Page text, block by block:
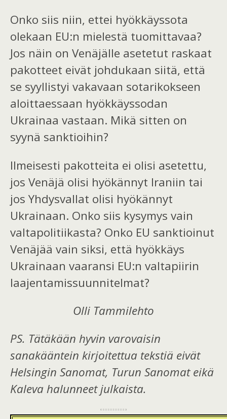
Onko siis niin, ettei hyökkäyssota
olekaan EU:n mielestä tuomittavaa?
Jos näin on Venäjälle asetetut raskaat
pakotteet eivät johdukaan siitä, että
se syyllistyi vakavaan sotarikokseen
aloittaessaan hyökkäyssodan
Ukrainaa vastaan. Mikä sitten on
syynä sanktioihin?
Ilmeisesti pakotteita ei olisi asetettu,
jos Venäjä olisi hyökännyt Iraniin tai
jos Yhdysvallat olisi hyökännyt
Ukrainaan. Onko siis kysymys vain
valtapolitiikasta? Onko EU sanktioinut
Venäjää vain siksi, että hyökkäys
Ukrainaan vaaransi EU:n valtapiirin
laajentamissuunnitelmat?
Olli Tammilehto
PS. Tätäkään hyvin varovaisin
sanakääntein kirjoitettua tekstiä eivät
Helsingin Sanomat, Turun Sanomat eikä
Kaleva halunneet julkaista.